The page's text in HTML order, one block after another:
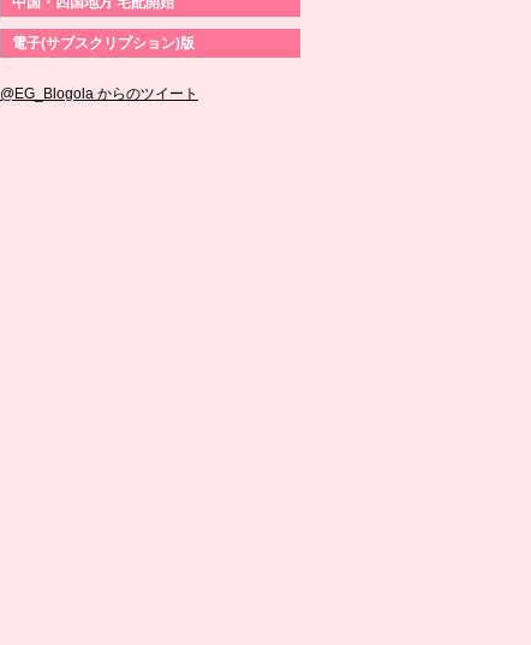
電子(サブスクリプション)版
@EG_Blogola からのツイート